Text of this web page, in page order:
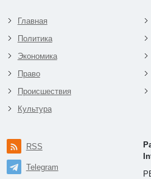
Главная
Политика
Экономика
Право
Происшествия
Культура
RSS
Telegram